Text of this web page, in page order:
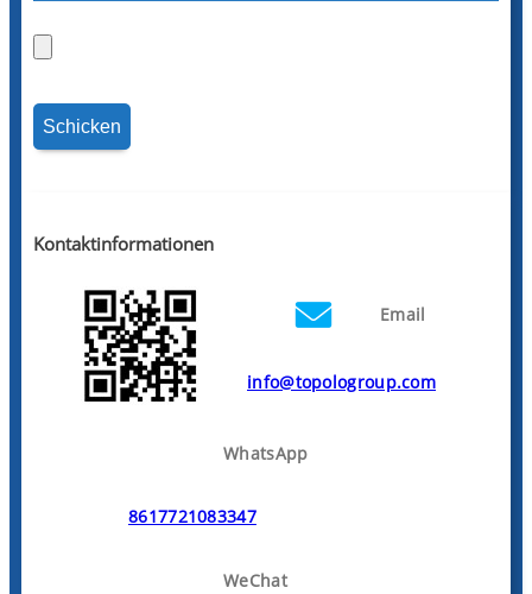
Kontaktinformationen
Email
info@topologroup.com
WhatsApp
8617721083347
WeChat